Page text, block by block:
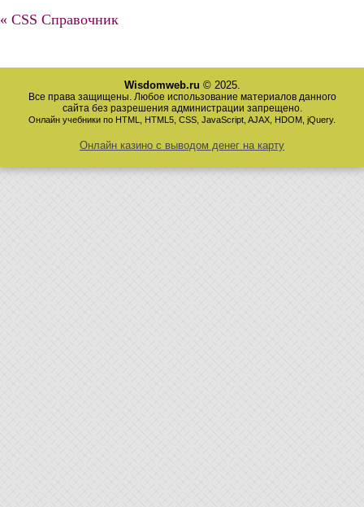
« CSS Справочник
Wisdomweb.ru © 2025.
Все права защищены. Любое использование материалов данного
сайта без разрешения администрации запрещено.
Онлайн учебники по HTML, HTML5, CSS, JavaScript, AJAX, HDOM, jQuery.
Онлайн казино с выводом денег на карту